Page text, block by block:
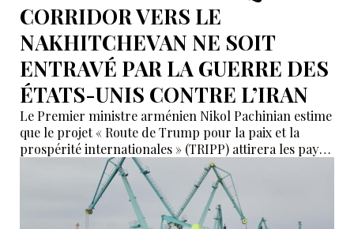
CORRIDOR VERS LE
NAKHITCHEVAN NE SOIT
ENTRAVÉ PAR LA GUERRE DES
ÉTATS-UNIS CONTRE L’IRAN
Le Premier ministre arménien Nikol Pachinian estime
que le projet « Route de Trump pour la paix et la
prospérité internationales » (TRIPP) attirera les pays
de la région, mais il a également déclaré que
l’instabilité régionale pourrait entraver sa mise en